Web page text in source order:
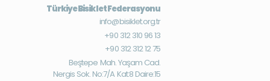
Türkiye Bisiklet Federasyonu
info@bisiklet.org.tr
+90 312 310 96 13
+90 312 312 12 75
Beştepe Mah. Yaşam Cad.
Nergis Sok. No:7/A Kat:8 Daire:15